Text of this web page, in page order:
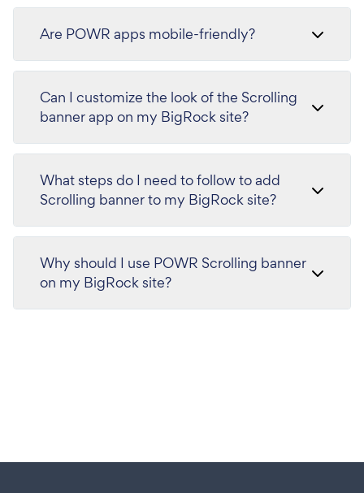
Are POWR apps mobile-friendly?
Can I customize the look of the Scrolling
banner app on my BigRock site?
What steps do I need to follow to add
Scrolling banner to my BigRock site?
Why should I use POWR Scrolling banner
on my BigRock site?